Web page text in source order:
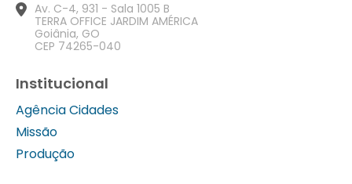
Av. C-4, 931 - Sala 1005 B
TERRA OFFICE JARDIM AMÉRICA
Goiânia, GO
CEP 74265-040
Institucional
Agência Cidades
Missão
Produção